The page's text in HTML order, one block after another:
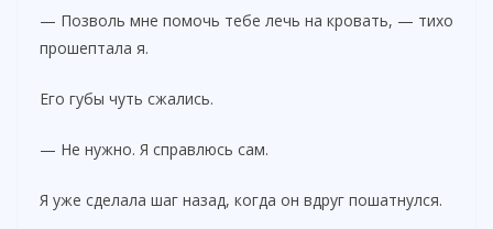
— Позволь мне помочь тебе лечь на кровать, — тихо
прошептала я.
Его губы чуть сжались.
— Не нужно. Я справлюсь сам.
Я уже сделала шаг назад, когда он вдруг пошатнулся.